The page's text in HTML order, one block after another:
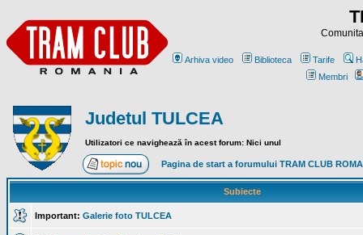
Arhiva video Biblioteca Tarife
Membri
Judetul TULCEA
Utilizatori ce navighează în acest forum: Nici unul
Pagina de start a forumului TRAM CLUB
Subiecte
Important: Galerie foto TULCEA